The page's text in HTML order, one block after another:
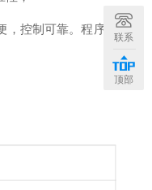
控制可靠。程序控制器
联系
顶部